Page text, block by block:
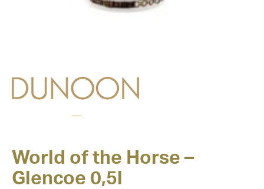
World of the Horse –
Glencoe 0,5l